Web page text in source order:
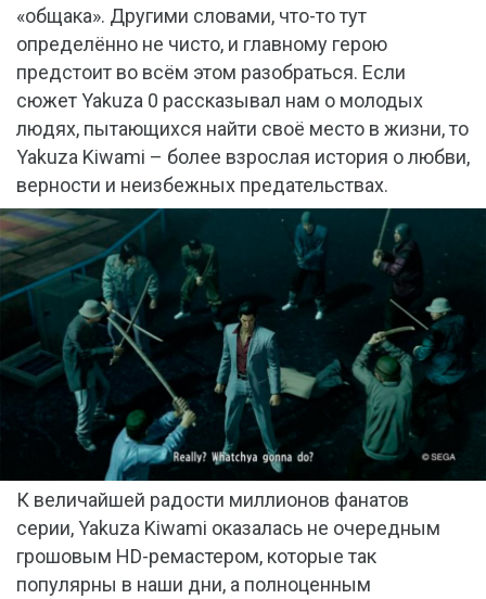
«общака». Другими словами, что-то тут
определённо не чисто, и главному герою
предстоит во всём этом разобраться. Если
сюжет Yakuza 0 рассказывал нам о молодых
людях, пытающихся найти своё место в жизни, то
Yakuza Kiwami – более взрослая история о любви,
верности и неизбежных предательствах.
К величайшей радости миллионов фанатов
серии, Yakuza Kiwami оказалась не очередным
грошовым HD-ремастером, которые так
популярны в наши дни, а полноценным